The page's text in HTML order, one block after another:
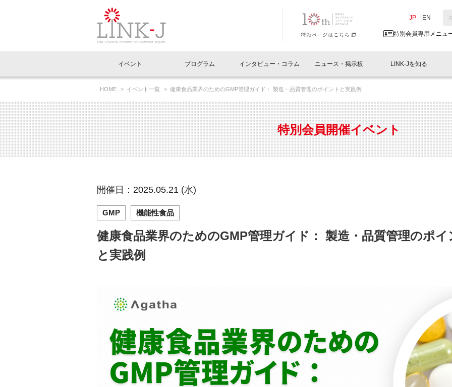
JP EN
特別会員専用メニュ
イベントお知らせメール登録
閉じる
イベント
イベント一覧
LINK-J主催・共催 特別会員開催
LINK-J協賛・協力 出展・参加
イベントレポート一覧
LINK-J主催・共催
LINK-J協賛・協力
プログラム
Out of Box相談室 What's "UNIKORN"？
インタビュー・コラム
インタビュー・コラム一覧
スペシャルインタビュー ベンチャーインタビュー 会報
連載コラム サポーターコラム 日本
ニュース・掲示板
ニュース一覧
トピック プレスリリース
メディア情報 海外関連
協賛・協力
人と情報の交流掲示板一覧
会員プレスリリース
募集
LINK-Jを知る
理事長挨拶 Why in Nihonbashi
国内外連携 サポーター紹介 事業
組織概要 パンフレット GTB
特別会員一覧 特別会員について 入会
専用メニューはこちら
ラウンジ・会議室 オフィス・ラボ 施設
アクセス
HOME イベント一覧 健康食品業界のためのGMP管理ガイド： 製造・品質管理のポイントと実践例
特別会員開催イベント
開催日：2025.05.21 (水)
GMP 機能性食品
健康食品業界のためのGMP管理ガイド： 製造・品質管理のポイ
と実践例